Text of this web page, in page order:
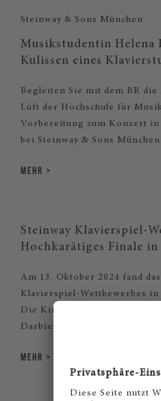
Steinway & Sons München
Musikstudentin
Kulissen eines
Begleiten Sie mit dem BR
Lüft der Hochschule für
Vorbereitung zum Konzert
bei Steinway & Sons München.
MEHR
Steinway Klavierspiel-
Hochkarätiges Finale
Am 13. Oktober 2024 fand
Klavierspiel-Wettbewerbes
Die Kinder und
Darbietungen.
MEHR